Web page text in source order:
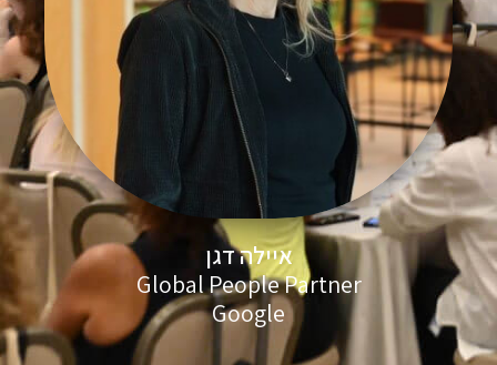
איילה דגן
Global People Partner
Google